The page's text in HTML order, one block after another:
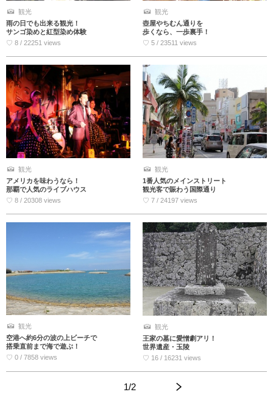
観光
雨の日でも出来る観光！
サンゴ染めと紅型染め体験
♡ 8 / 22251 views
観光
壺屋やちむん通りを
歩くなら、一歩裏手！
♡ 5 / 23511 views
観光
アメリカを味わうなら！
那覇で人気のライブハウス
♡ 8 / 20308 views
観光
1番人気のメインストリート
観光客で賑わう国際通り
♡ 7 / 24197 views
観光
空港へ約6分の波の上ビーチで
搭乗直前まで海で遊ぶ！
♡ 0 / 7858 views
観光
王家の墓に愛憎劇アリ！
世界遺産・玉陵
♡ 16 / 16231 views
1/2